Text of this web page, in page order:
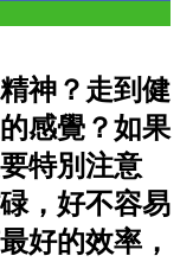
神？走到健
感覺？如果
特別注意
，好不容易
好的效率，